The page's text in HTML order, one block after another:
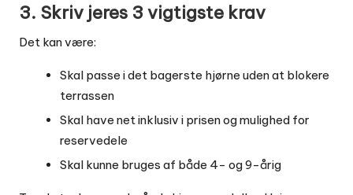
3. Skriv jeres 3 vigtigste krav
Det kan være:
Skal passe i det bagerste hjørne uden at blokere
terrassen
Skal have net inklusiv i prisen og mulighed for
reservedele
Skal kunne bruges af både 4- og 9-årig